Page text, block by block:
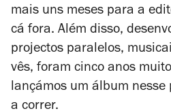
mais uns meses para a
cá fora. Além disso,
projectos paralelos,
vês, foram cinco anos
lançámos um álbum nesse
a correr.